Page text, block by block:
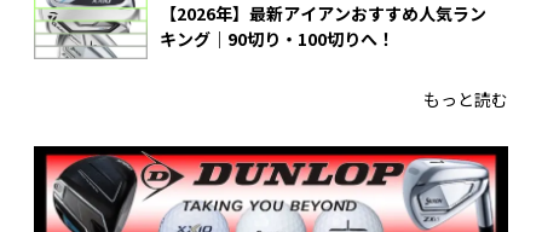
【2026年】最新アイアンおすすめ人気ラン
キング｜90切り・100切りへ！
もっと読む